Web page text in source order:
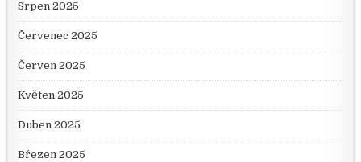
Srpen 2025
Červenec 2025
Červen 2025
Květen 2025
Duben 2025
Březen 2025